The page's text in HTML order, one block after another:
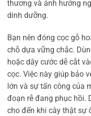
thương và ảnh hưởng
dinh dưỡng.
Bạn nên đóng cọc gỗ
chỗ dựa vững chắc.
hoặc dây cước dễ cắt
cọc. Việc này giúp bảo
lớn và sự tấn công của
đoạn rễ đang phục hồi.
cho đến khi cây thật sự